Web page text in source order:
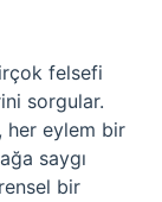
felsefi
sorgular.
her eylem bir
saygı
bir